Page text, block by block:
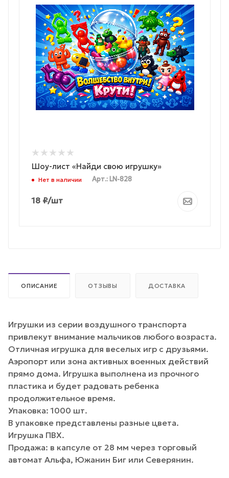
Шоу-лист «Найди свою игрушку»
Нет в наличии Арт.: LN-828
18 ₽/шт
ОПИСАНИЕ ОТЗЫВЫ ДОСТАВКА
Игрушки из серии воздушного транспорта
привлекут внимание мальчиков любого возраста.
Отличная игрушка для веселых игр с друзьями.
Аэропорт или зона активных военных действий
прямо дома. Игрушка выполнена из прочного
пластика и будет радовать ребенка
продолжительное время.
Упаковка: 1000 шт.
В упаковке представлены разные цвета.
Игрушка ПВХ.
Продажа: в капсуле от 28 мм через торговый
автомат Альфа, Южанин Биг или Северянин.